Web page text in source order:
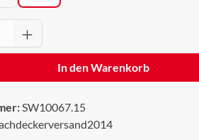
Gib den
In den Warenkorb
SW10067.15